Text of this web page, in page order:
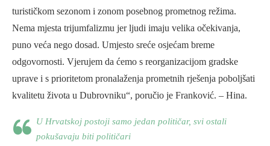
turističkom sezonom i zonom posebnog prometnog režima.
Nema mjesta trijumfalizmu jer ljudi imaju velika očekivanja,
puno veća nego dosad. Umjesto sreće osjećam breme
odgovornosti. Vjerujem da ćemo s reorganizacijom gradske
uprave i s prioritetom pronalaženja prometnih rješenja poboljšati
kvalitetu života u Dubrovniku“, poručio je Franković. – Hina.
U Hrvatskoj postoji samo jedan političar, svi ostali
pokušavaju biti političari